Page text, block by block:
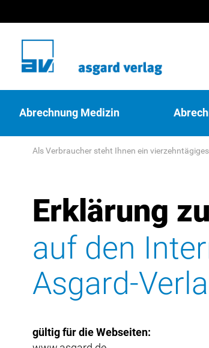
Abrechnung Medizin
Als Verbraucher steht Ihnen ein vierzehntägiges
Erklärung
auf den
Asgard-
gültig für die Webseiten: